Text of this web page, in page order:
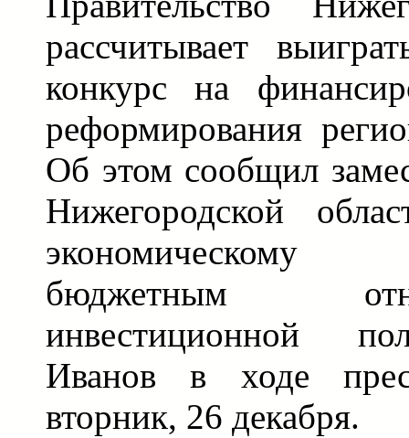
рассчитывает
конкурс на
реформирования
Об этом сообщил
Нижегородской
экономическому
бюджетным
инвестиционной
Иванов в ходе
вторник, 26 декабря.